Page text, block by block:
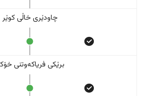
چاودێری خاڵی کوێر
برێکی فریاکەوتنی